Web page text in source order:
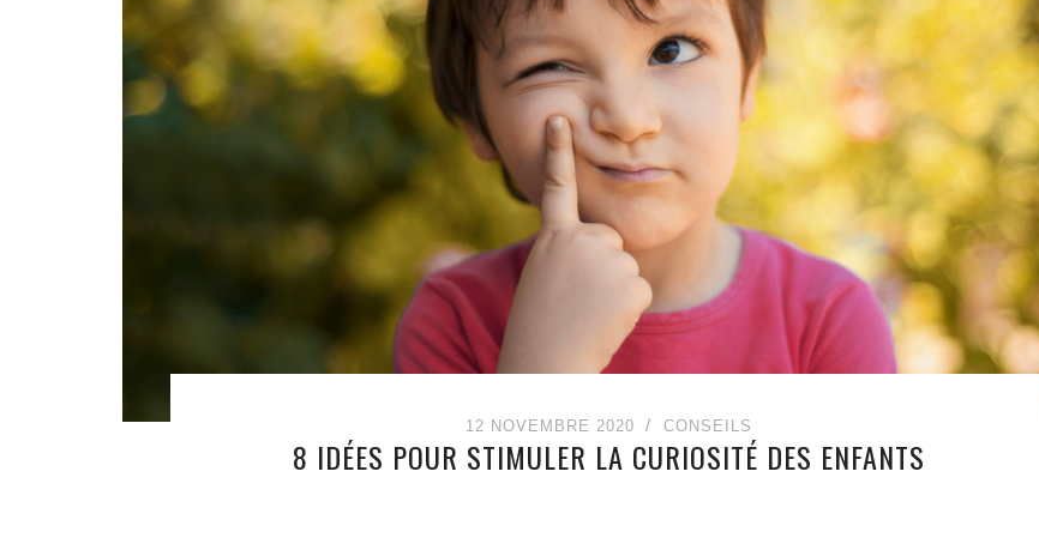
12 NOVEMBRE 2020 CONSEILS
8 IDÉES POUR STIMULER LA CURIOSITÉ DES ENFANTS